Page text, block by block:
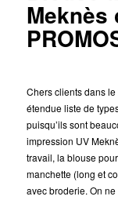
Meknès
Chers clients dans
étendue liste de
puisqu’ils sont
impression UV
travail, la blouse
manchette (long et
avec broderie. On